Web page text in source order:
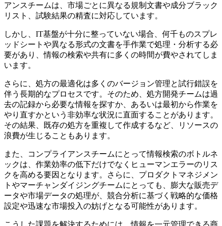
アンスチームは、市場ごとに異なる規制文書や成分ブラック
リスト、試験結果の精査に対応しています。
しかし、IT基盤が十分に整っていない場合、何千ものスプレ
ッドシートや異なる形式の文書を手作業で処理・分析する必
要があり、情報の検索や共有に多くの時間が費やされてしま
います。
さらに、処方の最適化は多くのバージョン管理と試行錯誤を
伴う長期的なプロセスです。そのため、処方開発チームは過
去の記録から必要な情報を探すか、あるいは最初から作業を
やり直すかという非効率な状況に直面することがあります。
その結果、既存の処方を重複して作成するなど、リソースの
浪費が生じることもあります。
また、コンプライアンスチームにとって情報検索のボトルネ
ックは、作業効率の低下だけでなくヒューマンエラーのリス
クを高める要因となります。さらに、プロダクトマネジメン
トやマーチャンダイジングチームにとっても、膨大な販売デ
ータや市場データの処理が、競合分析に基づく戦略的な価格
設定や迅速な市場投入の妨げとなる可能性があります。